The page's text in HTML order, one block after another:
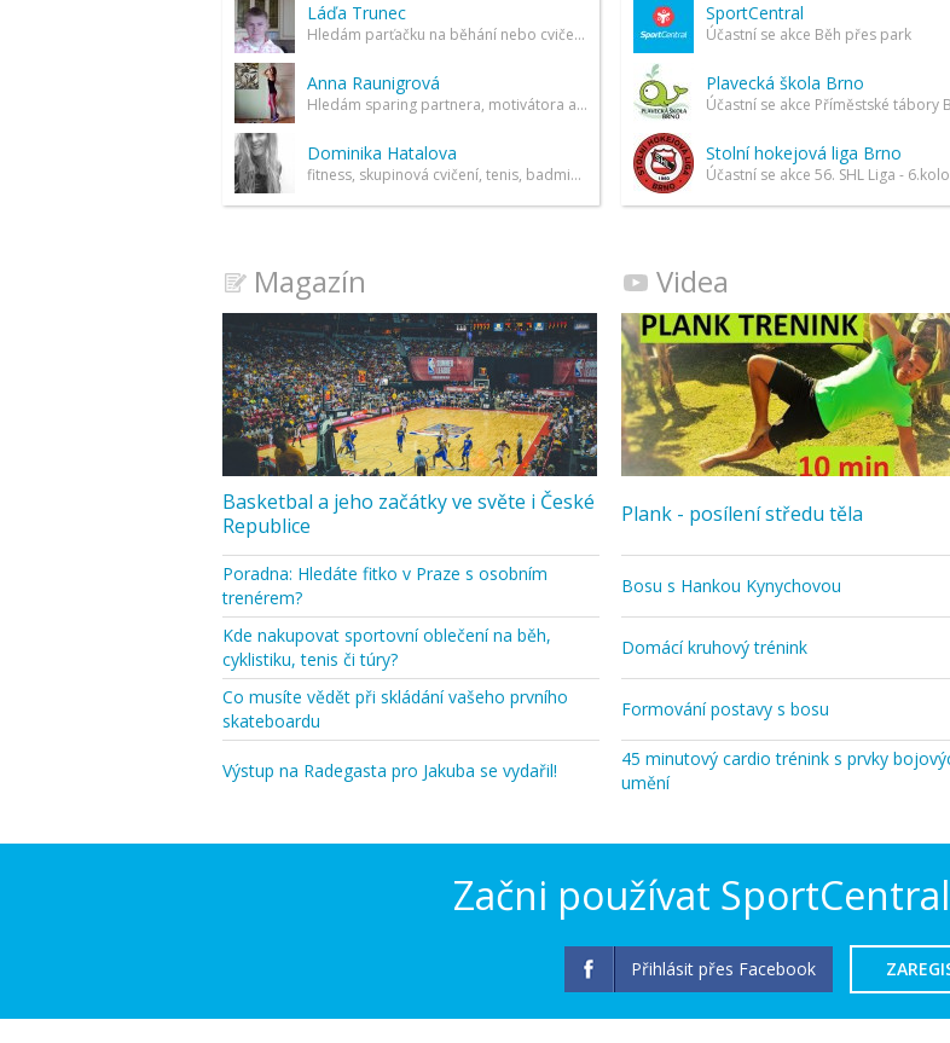
Láďa Trunec
Hledám parťačku na běhání nebo cvičení.
Anna Raunigrová
Hledám sparing partnera, motivátora a podporu - na chození do pražského fitness centra FitInn v…
Dominika Hatalova
fitness, skupinová cvičení, tenis, badminton
SportCentral
Účastní se akce Běh přes park
Plavecká škola Brno
Účastní se akce Příměstské tábory
Stolní hokejová liga Brno
Účastní se akce 56. SHL Liga - 6.kolo
Magazín
Basketbal a jeho začátky ve světe i České
Republice
Poradna: Hledáte fitko v Praze s osobním
trenérem?
Kde nakupovat sportovní oblečení na běh,
cyklistiku, tenis či túry?
Co musíte vědět při skládání vašeho prvního
skateboardu
Výstup na Radegasta pro Jakuba se vydařil!
Videa
Plank - posílení středu těla
Bosu s Hankou Kynychovou
Domácí kruhový trénink
Formování postavy s bosu
45 minutový cardio trénink s prvky
umění
Začni používat
Přihlásit přes Facebook